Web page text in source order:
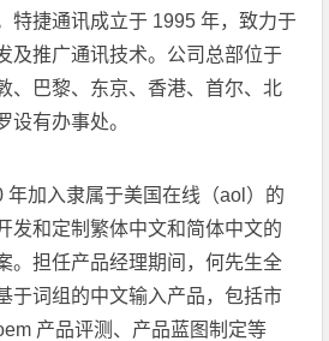
特捷通讯成立于 1995 年，致力于
及推广通讯技术。公司总部位于
、巴黎、东京、香港、首尔、北
设有办事处。
加入隶属于美国在线（aol）的
发和定制繁体中文和简体中文的
。担任产品经理期间，何先生全
于词组的中文输入产品，包括市
产品评测、产品蓝图制定等